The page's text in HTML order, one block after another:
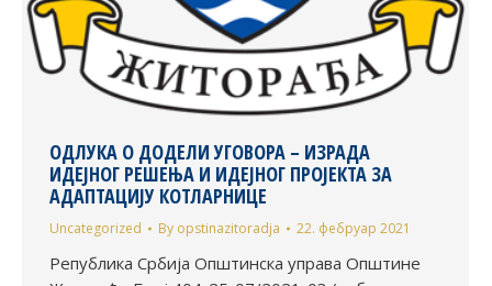
ОДЛУКА О ДОДЕЛИ УГОВОРА – ИЗРАДА
ИДЕЈНОГ РЕШЕЊА И ИДЕЈНОГ ПРОЈЕКТА ЗА
АДАПТАЦИЈУ КОТЛАРНИЦЕ
Uncategorized By opstinazitoradja 22. фебруар 2021
Република Србија Општинска управа Општине